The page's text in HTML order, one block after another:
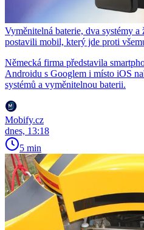
Vyměnitelná baterie, dva systémy
postavili mobil, který jde proti
Německá firma představila
Androidu s Googlem i místo iOS
systémů a vyměnitelnou baterii.
Mobify.cz
dnes, 13:18
5 min